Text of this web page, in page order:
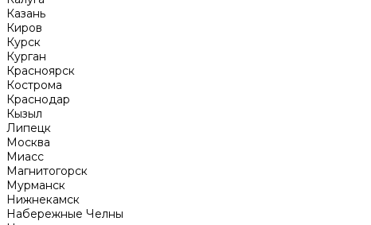
Казань
Киров
Курск
Курган
Красноярск
Кострома
Краснодар
Кызыл
Липецк
Москва
Миасс
Магнитогорск
Мурманск
Нижнекамск
Набережные Челны